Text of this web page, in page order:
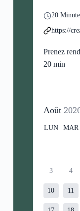
20
https://
Prenez
20 min
Août
LUN MAR
3 4
10 11